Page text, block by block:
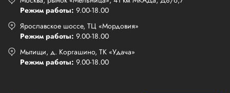
Режим работы: 9.00-18.00
Ярославское шоссе, ТЦ «Мордовия»
Режим работы: 9.00-18.00
Мытищи, д. Коргашино, ТК «Удача»
Режим работы: 9.00-18.00